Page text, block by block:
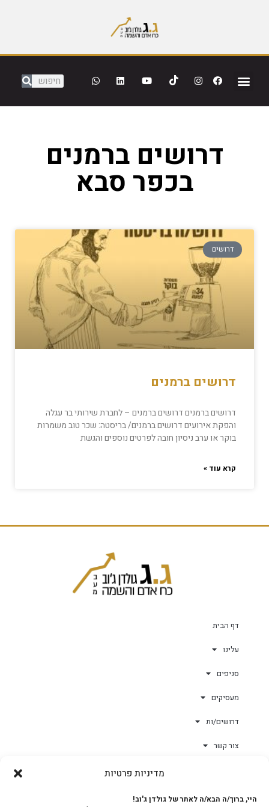
מדיניות פרטיות
היי, ברוך/ה הבא/ה לאתר של גולדן ג'וב!
דרושים ברמנים
בכפר סבא
דרושים
דרושים ברמנים
דרושים ברמנים דרושים ברמנים – לחברת שירותי בר עגלה
והפקת אירועים דרושים ברמנים/ בריסטה: שכר טוב משמרות
בוקר או ערב ניסיון חובה לפרטים נוספים והגשת
קרא עוד »
דף הבית
עלינו
סניפים
מעסיקים
דרושים/ות
צור קשר